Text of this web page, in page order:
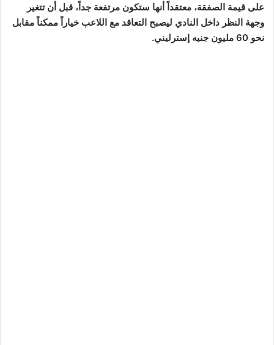
على قيمة الصفقة، معتقداً أنها ستكون مرتفعة جداً، قبل أن تتغير
وجهة النظر داخل النادي ليصبح التعاقد مع اللاعب خياراً ممكناً مقابل
نحو 60 مليون جنيه إسترليني.